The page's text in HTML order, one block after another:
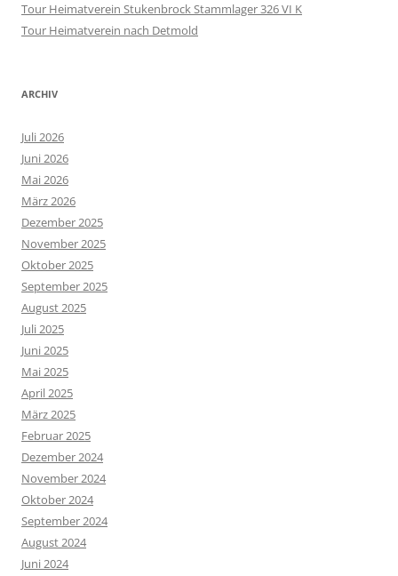
Tour Heimatverein Stukenbrock Stammlager 326 VI K
Tour Heimatverein nach Detmold
ARCHIV
Juli 2026
Juni 2026
Mai 2026
März 2026
Dezember 2025
November 2025
Oktober 2025
September 2025
August 2025
Juli 2025
Juni 2025
Mai 2025
April 2025
März 2025
Februar 2025
Dezember 2024
November 2024
Oktober 2024
September 2024
August 2024
Juni 2024